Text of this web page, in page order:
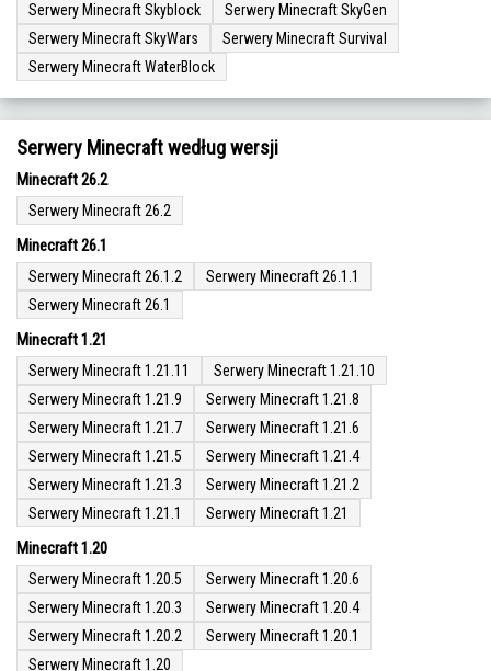
Serwery Minecraft Skyblock
Serwery Minecraft SkyGen
Serwery Minecraft SkyWars
Serwery Minecraft Survival
Serwery Minecraft WaterBlock
Serwery Minecraft według wersji
Minecraft 26.2
Serwery Minecraft 26.2
Minecraft 26.1
Serwery Minecraft 26.1.2
Serwery Minecraft 26.1.1
Serwery Minecraft 26.1
Minecraft 1.21
Serwery Minecraft 1.21.11
Serwery Minecraft 1.21.10
Serwery Minecraft 1.21.9
Serwery Minecraft 1.21.8
Serwery Minecraft 1.21.7
Serwery Minecraft 1.21.6
Serwery Minecraft 1.21.5
Serwery Minecraft 1.21.4
Serwery Minecraft 1.21.3
Serwery Minecraft 1.21.2
Serwery Minecraft 1.21.1
Serwery Minecraft 1.21
Minecraft 1.20
Serwery Minecraft 1.20.5
Serwery Minecraft 1.20.6
Serwery Minecraft 1.20.3
Serwery Minecraft 1.20.4
Serwery Minecraft 1.20.2
Serwery Minecraft 1.20.1
Serwery Minecraft 1.20